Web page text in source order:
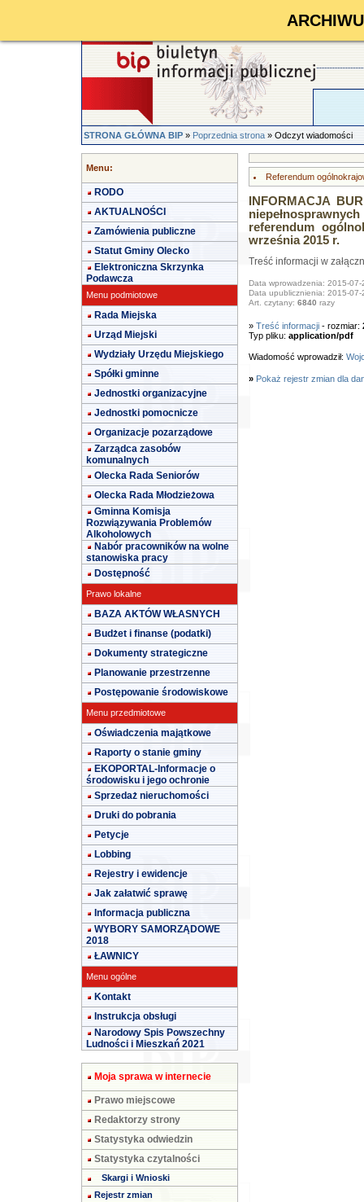
STRONA GŁÓWNA BIP»Poprzednia strona» Odczyt wiadomości
Menu:
RODO
AKTUALNOŚCI
Zamówienia publiczne
Statut Gminy Olecko
Elektroniczna Skrzynka
Podawcza
Menu podmiotowe
Rada Miejska
Urząd Miejski
Wydziały Urzędu Miejskiego
Spółki gminne
Jednostki organizacyjne
Jednostki pomocnicze
Organizacje pozarządowe
Zarządca zasobów
komunalnych
Olecka Rada Seniorów
Olecka Rada Młodzieżowa
Gminna Komisja
Rozwiązywania Problemów
Alkoholowych
Nabór pracowników na wolne
stanowiska pracy
Dostępność
Prawo lokalne
BAZA AKTÓW WŁASNYCH
Budżet i finanse (podatki)
Dokumenty strategiczne
Planowanie przestrzenne
Postępowanie środowiskowe
Menu przedmiotowe
Oświadczenia majątkowe
Raporty o stanie gminy
EKOPORTAL-Informacje o
środowisku i jego ochronie
Sprzedaż nieruchomości
Druki do pobrania
Petycje
Lobbing
Rejestry i ewidencje
Jak załatwić sprawę
Informacja publiczna
WYBORY SAMORZĄDOWE
2018
ŁAWNICY
Menu ogólne
Kontakt
Instrukcja obsługi
Narodowy Spis Powszechny
Ludności i Mieszkań 2021
Moja sprawa w internecie
Prawo miejscowe
Redaktorzy strony
Statystyka odwiedzin
Statystyka czytalności
Skargi i Wnioski
Rejestr zmian
Referendum
INFORMACJA
referendum
września 2015 r.
Treść informacji w
Data wprowadzenia: 2015-07-
Data upublicznienia: 2015-07-
Art. czytany: 6840 razy
» Treść informacji- rozmiar:
Typ pliku: application/pdf
Wiadomość wprowadził:
» Pokaż rejestr zmian dla